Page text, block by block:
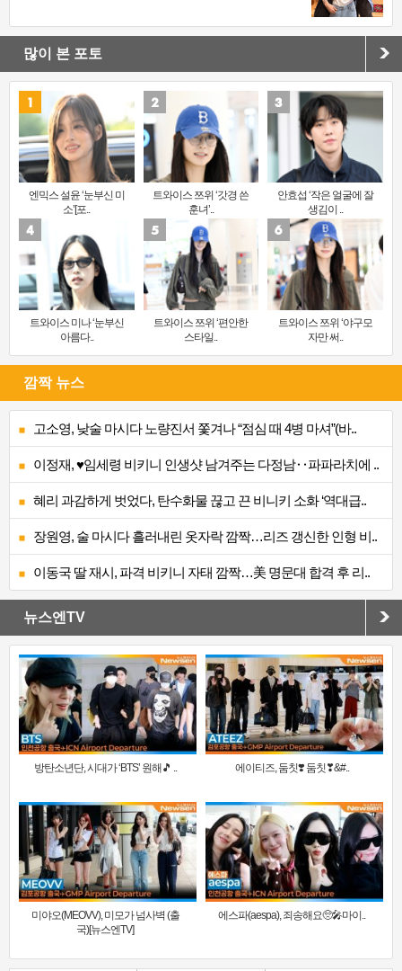
많이 본 포토
엔믹스 설윤 ‘눈부신 미
소’[포..
트와이스 쯔위 ‘갓경 쓴
훈녀’..
안효섭 ‘작은 얼굴에 잘
생김이 ..
트와이스 미나 ‘눈부신
아름다..
트와이스 쯔위 ‘편안한
스타일..
트와이스 쯔위 ‘야구모
자만 써..
깜짝 뉴스
고소영, 낮술 마시다 노량진서 쫓겨나 “점심 때 4병 마셔”(바..
이정재, ♥임세령 비키니 인생샷 남겨주는 다정남‥파파라치에 ..
혜리 과감하게 벗었다, 탄수화물 끊고 끈 비니키 소화 ‘역대급..
장원영, 술 마시다 흘러내린 옷자락 깜짝…리즈 갱신한 인형 비..
이동국 딸 재시, 파격 비키니 자태 깜짝…美 명문대 합격 후 리..
뉴스엔TV
방탄소년단, 시대가 ‘BTS’ 원해🎵 .. 에이티즈, 둠칫❣️ 둠칫❣&#..
미야오(MEOVV), 미모가 넘사벽 (출
국)[뉴스엔TV]
에스파(aespa), 죄송해요🥺🎤마이..